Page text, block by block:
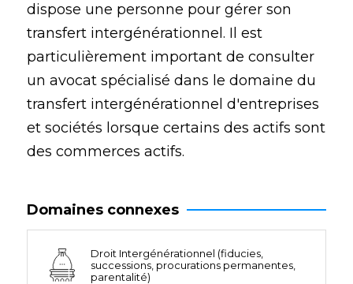
dispose une personne pour gérer son
transfert intergénérationnel. Il est
particulièrement important de consulter
un avocat spécialisé dans le domaine du
transfert intergénérationnel d'entreprises
et sociétés lorsque certains des actifs sont
des commerces actifs.
Domaines connexes
Droit Intergénérationnel (fiducies,
successions, procurations permanentes,
parentalité)